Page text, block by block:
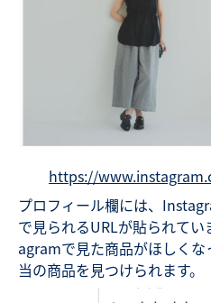
https://
プロフィール欄には、
で見られるURLが貼られて
agramで見た商品がほしく
当の商品を見つけられます。